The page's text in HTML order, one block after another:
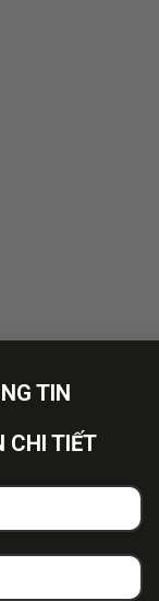
TIN
CHI TIẾT